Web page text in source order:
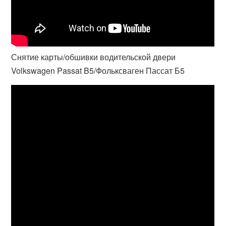
Снятие карты/обшивки водительской двери
Volkswagen Passat B5/Фольксваген Пассат Б5